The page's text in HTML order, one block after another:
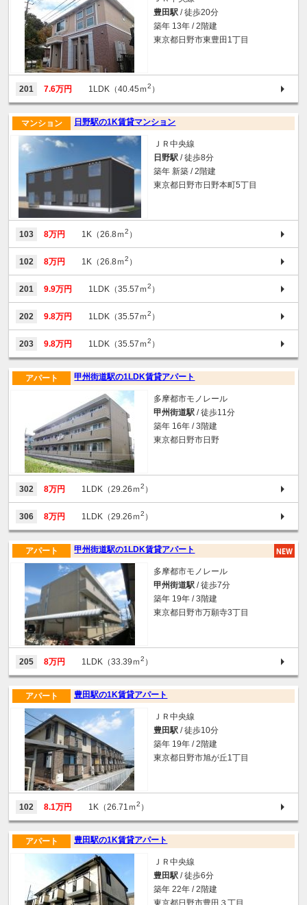
豊田駅 / 徒歩20分
築年 13年 / 2階建
東京都日野市東豊田1丁目
201 7.6万円 1LDK（40.45ｍ2 ）
日野駅の1K賃貸マンション
マンション
ＪＲ中央線
日野駅 / 徒歩8分
築年 新築 / 2階建
東京都日野市日野本町5丁目
103 8万円 1K（26.8ｍ2 ）
102 8万円 1K（26.8ｍ2 ）
201 9.9万円 1LDK（35.57ｍ2 ）
202 9.8万円 1LDK（35.57ｍ2 ）
203 9.8万円 1LDK（35.57ｍ2 ）
甲州街道駅の1LDK賃貸アパート
アパート
多摩都市モノレール
甲州街道駅 / 徒歩11分
築年 16年 / 3階建
東京都日野市日野
302 8万円 1LDK（29.26ｍ2 ）
306 8万円 1LDK（29.26ｍ2 ）
甲州街道駅の1LDK賃貸アパート
アパート
多摩都市モノレール
甲州街道駅 / 徒歩7分
築年 19年 / 3階建
東京都日野市万願寺3丁目
205 8万円 1LDK（33.39ｍ2 ）
豊田駅の1K賃貸アパート
アパート
ＪＲ中央線
豊田駅 / 徒歩10分
築年 19年 / 2階建
東京都日野市旭が丘1丁目
102 8.1万円 1K（26.71ｍ2 ）
豊田駅の1K賃貸アパート
アパート
ＪＲ中央線
豊田駅 / 徒歩6分
築年 22年 / 2階建